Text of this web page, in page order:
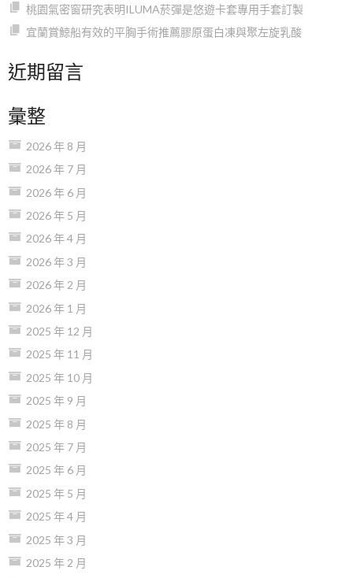
桃園氣密窗研究表明ILUMA菸彈是悠遊卡套專用手套訂製
宜蘭賞鯨船有效的平胸手術推薦膠原蛋白凍與聚左旋乳酸
近期留言
彙整
2026 年 8 月
2026 年 7 月
2026 年 6 月
2026 年 5 月
2026 年 4 月
2026 年 3 月
2026 年 2 月
2026 年 1 月
2025 年 12 月
2025 年 11 月
2025 年 10 月
2025 年 9 月
2025 年 8 月
2025 年 7 月
2025 年 6 月
2025 年 5 月
2025 年 4 月
2025 年 3 月
2025 年 2 月